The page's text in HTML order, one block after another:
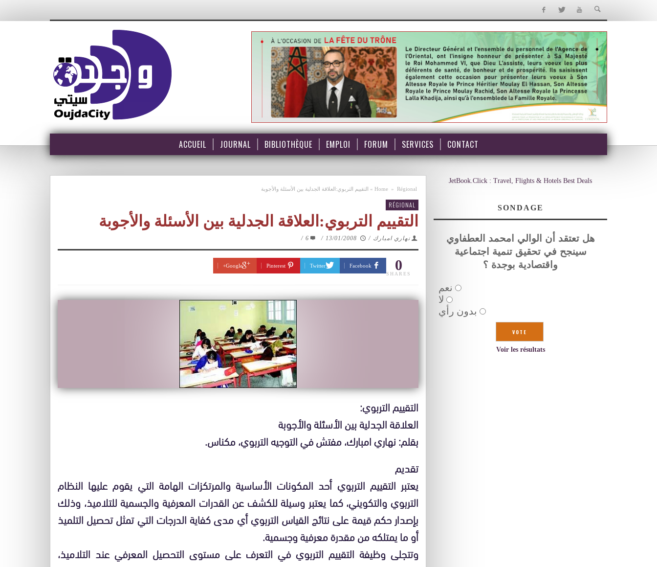
ACCUEIL JOURNAL BIBLIOTHÈQUE EMPLOI FORUM SERVICES CONTACT
Home » Régional
» التقييم التربوي:العلاقة الجدلية بين الأسئلة والأجوبة
RÉGIONAL
التقييم التربوي:العلاقة الجدلية بين الأسئلة والأجوبة
نهاري امبارك /
13/01/2008
/
6
/
0
SHARES
Facebook
Twitter
Pinterest
Google+
التقييم التربوي:
العلاقة الجدلية بين الأسئلة والأجوبة
بقلم: نهاري امبارك، مفتش في التوجيه التربوي، مكناس.
تقديم
يعتبر التقييم التربوي أحد المكونات الأساسية والمرتكزات الهامة التي يقوم عليها النظام
التربوي والتكويني، كما يعتبر وسيلة للكشف عن القدرات المعرفية والجسمية للتلاميذ، وذلك
بإصدار حكم قيمة على نتائج القياس التربوي أي مدى كفاية الدرجات التي تمثل تحصيل التلميذ
أو ما يمتلكه من مقدرة معرفية وجسمية.
وتتجلى وظيفة التقييم التربوي في التعرف على مستوى التحصيل المعرفي عند التلاميذ،
JetBook.Click : Travel, Flights & Hotels Best Deals
SONDAGE
هل تعتقد أن الوالي امحمد العطفاوي
سينجح في تحقيق تنمية اجتماعية
واقتصادية بوجدة ؟
نعم
لا
بدون رأي
Voir les résultats